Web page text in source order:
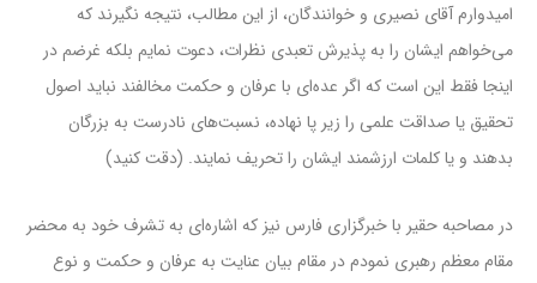
امیدوارم آقای نصیری و خوانندگان، از این مطالب، نتیجه نگیرند که
می‌خواهم ایشان را به پذیرش تعبدی نظرات، دعوت نمایم بلکه غرضم در
اینجا فقط این است که اگر عده‌ای با عرفان و حکمت مخالفند نباید اصول
تحقیق یا صداقت علمی را زیر پا نهاده، نسبت‌های نادرست به بزرگان
بدهند و یا کلمات ارزشمند ایشان را تحریف نمایند. (دقت کنید)
در مصاحبه حقیر با خبرگزاری فارس نیز که اشاره‌ای به تشرف خود به محضر
مقام معظم رهبری نمودم در مقام بیان عنایت به عرفان و حکمت و نوع